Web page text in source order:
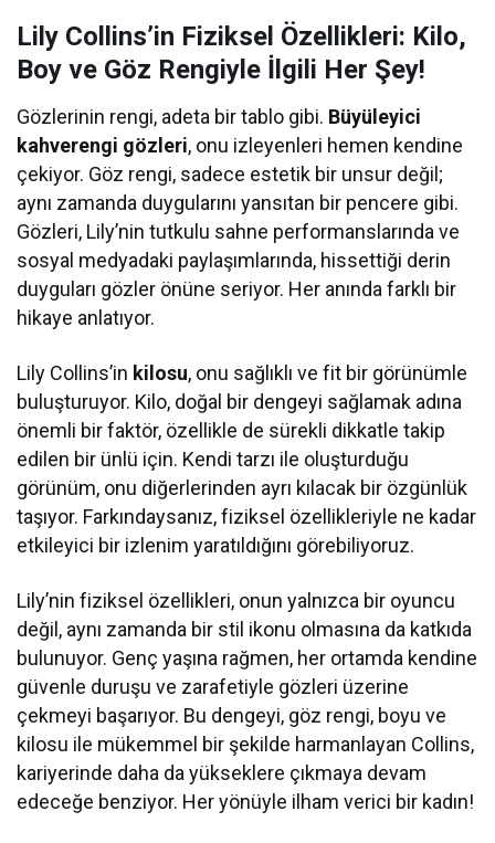
Lily Collins’in Fiziksel Özellikleri: Kilo,
Boy ve Göz Rengiyle İlgili Her Şey!
Gözlerinin rengi, adeta bir tablo gibi. Büyüleyici
kahverengi gözleri, onu izleyenleri hemen kendine
çekiyor. Göz rengi, sadece estetik bir unsur değil;
aynı zamanda duygularını yansıtan bir pencere gibi.
Gözleri, Lily’nin tutkulu sahne performanslarında ve
sosyal medyadaki paylaşımlarında, hissettiği derin
duyguları gözler önüne seriyor. Her anında farklı bir
hikaye anlatıyor.
Lily Collins’in kilosu, onu sağlıklı ve fit bir görünümle
buluşturuyor. Kilo, doğal bir dengeyi sağlamak adına
önemli bir faktör, özellikle de sürekli dikkatle takip
edilen bir ünlü için. Kendi tarzı ile oluşturduğu
görünüm, onu diğerlerinden ayrı kılacak bir özgünlük
taşıyor. Farkındaysanız, fiziksel özellikleriyle ne kadar
etkileyici bir izlenim yaratıldığını görebiliyoruz.
Lily’nin fiziksel özellikleri, onun yalnızca bir oyuncu
değil, aynı zamanda bir stil ikonu olmasına da katkıda
bulunuyor. Genç yaşına rağmen, her ortamda kendine
güvenle duruşu ve zarafetiyle gözleri üzerine
çekmeyi başarıyor. Bu dengeyi, göz rengi, boyu ve
kilosu ile mükemmel bir şekilde harmanlayan Collins,
kariyerinde daha da yükseklere çıkmaya devam
edeceğe benziyor. Her yönüyle ilham verici bir kadın!